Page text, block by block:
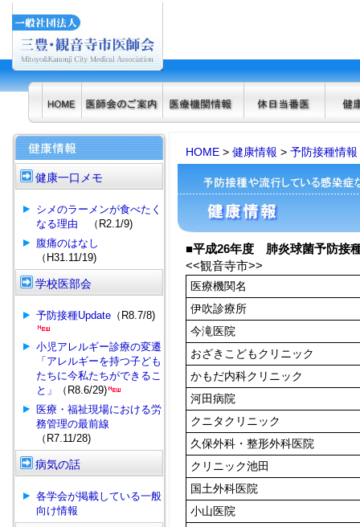
健康一口メモ
シメのラーメンが食べたく
なる理由 （R2.1/9)
腹痛のはなし
（H31.11/19)
学校医部会
予防接種Update （R8.7/8)
小児アレルギー診療の変遷
「アレルギーを持つ子ども
たちに今私たちができるこ
と」
（R8.6/29)
医療・福祉現場における労
務管理の最前線
（R7.11/28)
病気の話
各学会が掲載している一般
向け情報
HOME > 健康情報 > 予防接種情報
■平成26年度 肺炎球菌予防接
<<観音寺市>>
医療機関名
伊吹診療所
今滝医院
おざきこどもクリニック
かもだ内科クリニック
河田病院
クニタクリニック
久保外科・整形外科医院
クリニック池田
国土外科医院
小山医院